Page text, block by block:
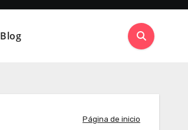
Blog
Página de inicio